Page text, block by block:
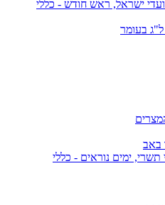
ישראל, ראש חודש - כללי
בעומר
באב
תשרי, ימים נוראים - כללי